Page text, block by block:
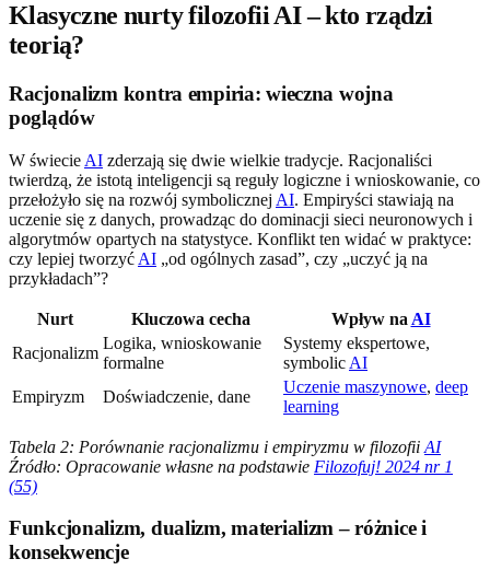
Klasyczne nurty filozofii AI – kto rządzi
teorią?
Racjonalizm kontra empiria: wieczna wojna
poglądów
W świecie AI zderzają się dwie wielkie tradycje. Racjonaliści
twierdzą, że istotą inteligencji są reguły logiczne i wnioskowanie, co
przełożyło się na rozwój symbolicznej AI. Empiryści stawiają na
uczenie się z danych, prowadząc do dominacji sieci neuronowych i
algorytmów opartych na statystyce. Konflikt ten widać w praktyce:
czy lepiej tworzyć AI „od ogólnych zasad”, czy „uczyć ją na
przykładach”?
Nurt Kluczowa cecha Wpływ na AI
Racjonalizm
Logika, wnioskowanie
formalne
Systemy ekspertowe,
symbolic AI
Empiryzm
Doświadczenie, dane
Uczenie maszynowe, deep
learning
Tabela 2: Porównanie racjonalizmu i empiryzmu w filozofii AI
Źródło: Opracowanie własne na podstawie Filozofuj! 2024 nr 1
(55)
Funkcjonalizm, dualizm, materializm – różnice i
konsekwencje